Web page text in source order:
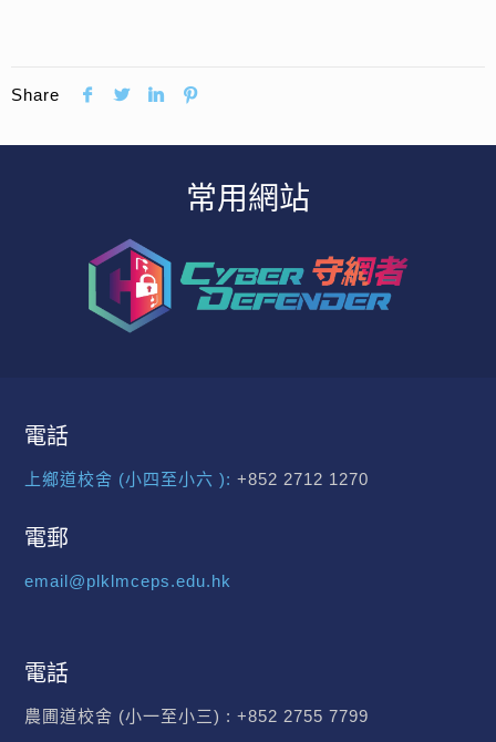
Share
常用網站
電話
上鄉道校舍 (小四至小六 ): +852 2712 1270
電郵
email@plklmceps.edu.hk
電話
農圃道校舍 (小一至小三) : +852 2755 7799